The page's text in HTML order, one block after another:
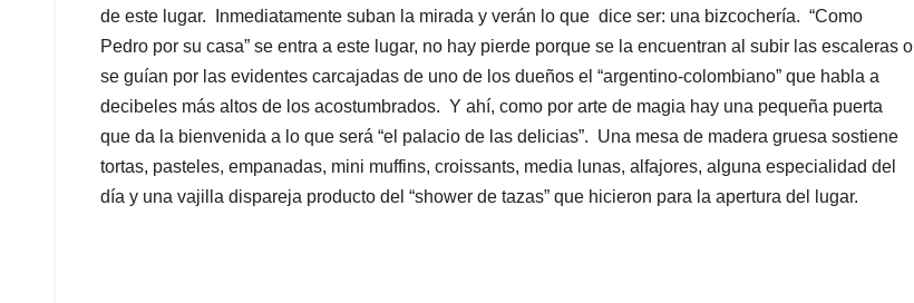
p
p
o
k
I
n
s
de este lugar. Inmediatamente suban la mirada y verán lo que dice ser: una bizcochería. “Como
Pedro por su casa” se entra a este lugar, no hay pierde porque se la encuentran al subir las escaleras o
se guían por las evidentes carcajadas de uno de los dueños el “argentino-colombiano” que habla a
decibeles más altos de los acostumbrados. Y ahí, como por arte de magia hay una pequeña puerta
que da la bienvenida a lo que será “el palacio de las delicias”. Una mesa de madera gruesa sostiene
tortas, pasteles, empanadas, mini muffins, croissants, media lunas, alfajores, alguna especialidad del
día y una vajilla dispareja producto del “shower de tazas” que hicieron para la apertura del lugar.